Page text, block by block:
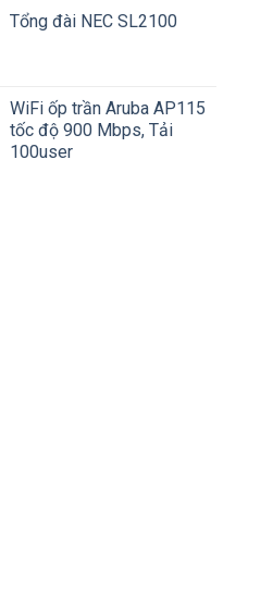
Tổng đài NEC SL2100
WiFi ốp trần Aruba AP115
tốc độ 900 Mbps, Tải
100user